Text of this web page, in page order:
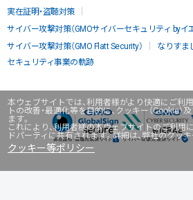
本ウェブサイトでは、利用者様がより快適にご利
トの改善・最適化等を目的に、クッキー（Cookie
ます。
これにより、利用者様の本ウェブサイトのご利用
ドパーティに共有されます。詳細は、弊社のクッ
クッキー等ポリシー
実在証明・盗聴対策
サイバー攻撃対策（GMOサイバーセキュリティ byイ
サイバー攻撃対策（GMO Flatt Security）
なりすま
セキュリティ事業の軌跡